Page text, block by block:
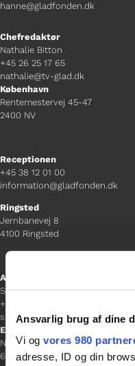
Ansvarlig brug af dine
Vi og vores 980
adresse, ID og din
hanne@gladfonden.dk
Chefredaktør
Nathalie Bitton
+45 26 25 17 65
nathalie@tv-glad.dk
København
Rentemestervej 45-47
2400 NV
Receptionen
+45 38 12 01 00
information@gladfonden.dk
Ringsted
Jernbanevej 8
4100 Ringsted
Afdelingschef
Sacha Lohmann Weiss
+45 40 27 91 11
sacha.lw@gladfonden.dk
Esbjerg
Norgesgade 1, 2. sal
6700 Esbjerg